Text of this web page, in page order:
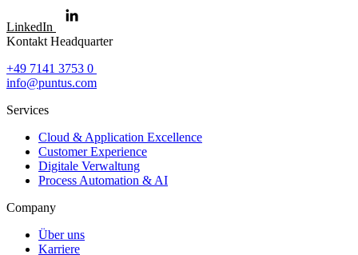
LinkedIn
Kontakt Headquarter
Contact
+49 7141 3753 0
info@puntus.com
Services
Cloud & Application Excellence
Customer Experience
Digitale Verwaltung
Process Automation & AI
Company
Über uns
Karriere